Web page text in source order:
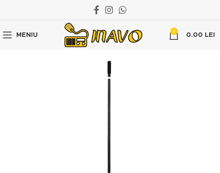
MENIU
0
0.00 LEI